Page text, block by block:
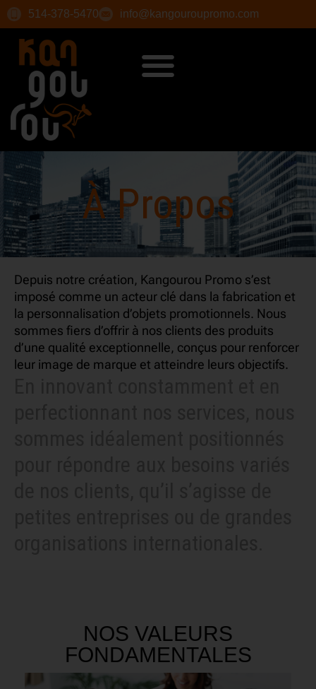
514-378-5470 info@kangouroupromo.com
À Propos
Depuis notre création, Kangourou Promo s’est
imposé comme un acteur clé dans la fabrication et
la personnalisation d’objets promotionnels. Nous
sommes fiers d’offrir à nos clients des produits
d’une qualité exceptionnelle, conçus pour renforcer
leur image de marque et atteindre leurs objectifs.
NOS VALEURS
FONDAMENTALES